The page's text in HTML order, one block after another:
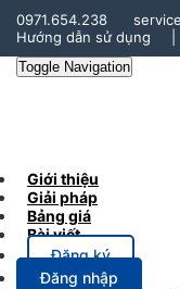
0971.654.238
Hướng dẫn sử dụng
Toggle Navigation
Giới thiệu
Giải pháp
Bảng giá
Bài viết
Đăng ký
Đăng nhập